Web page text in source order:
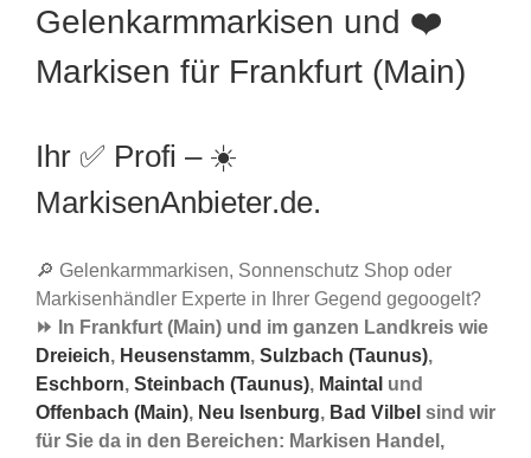
Gelenkarmmarkisen und ❤️
Markisen für Frankfurt (Main)
Ihr ✅ Profi – ☀️
MarkisenAnbieter.de.
🔎 Gelenkarmmarkisen, Sonnenschutz Shop oder
Markisenhändler Experte in Ihrer Gegend gegoogelt?
⏩ In Frankfurt (Main) und im ganzen Landkreis wie
Dreieich, Heusenstamm, Sulzbach (Taunus),
Eschborn, Steinbach (Taunus), Maintal und
Offenbach (Main), Neu Isenburg, Bad Vilbel sind wir
für Sie da in den Bereichen: Markisen Handel,